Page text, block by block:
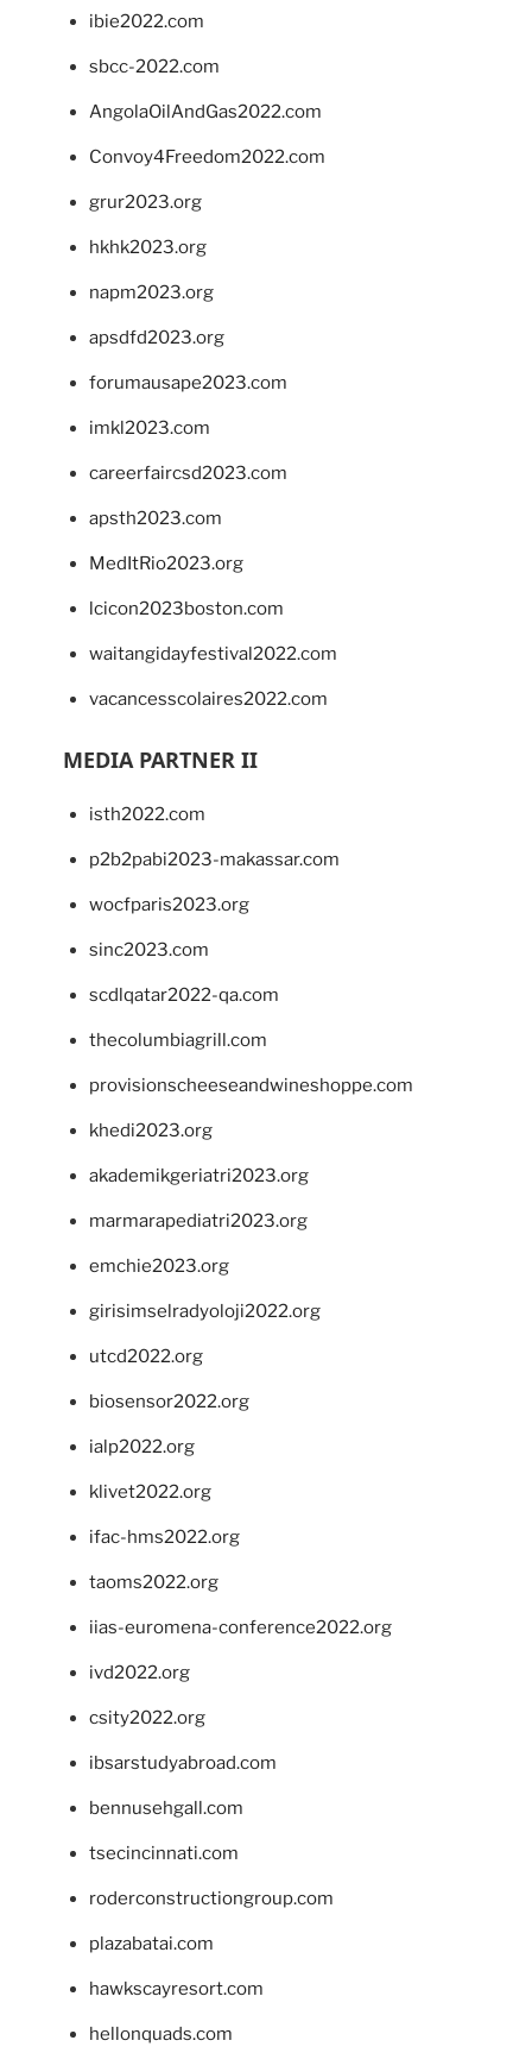
ibie2022.com
sbcc-2022.com
AngolaOilAndGas2022.com
Convoy4Freedom2022.com
grur2023.org
hkhk2023.org
napm2023.org
apsdfd2023.org
forumausape2023.com
imkl2023.com
careerfaircsd2023.com
apsth2023.com
MedItRio2023.org
lcicon2023boston.com
waitangidayfestival2022.com
vacancesscolaires2022.com
MEDIA PARTNER II
isth2022.com
p2b2pabi2023-makassar.com
wocfparis2023.org
sinc2023.com
scdlqatar2022-qa.com
thecolumbiagrill.com
provisionscheeseandwineshoppe.com
khedi2023.org
akademikgeriatri2023.org
marmarapediatri2023.org
emchie2023.org
girisimselradyoloji2022.org
utcd2022.org
biosensor2022.org
ialp2022.org
klivet2022.org
ifac-hms2022.org
taoms2022.org
iias-euromena-conference2022.org
ivd2022.org
csity2022.org
ibsarstudyabroad.com
bennusehgall.com
tsecincinnati.com
roderconstructiongroup.com
plazabatai.com
hawkscayresort.com
hellonquads.com